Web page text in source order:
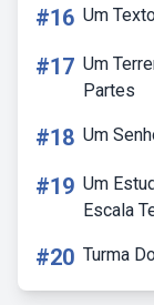
#16 Um
#17 Um
Partes
#18 Um
#19 Um
Escala
#20 Turma